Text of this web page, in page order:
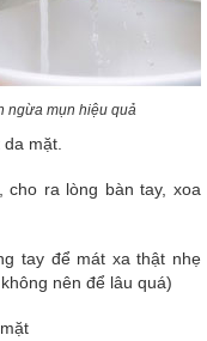
ngừa mụn hiệu quả
mặt.
ra lòng bàn tay, xoa
tay để mát xa thật nhẹ
nên để lâu quá)